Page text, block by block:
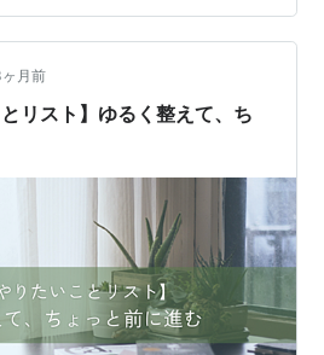
円ですね。 安くなってありがた
たグラフにちょ…
月前
リスト】ゆるく整えて、ち